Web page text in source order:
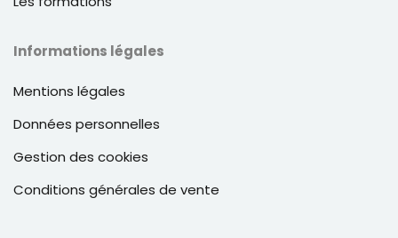
Informations légales
Mentions légales
Données personnelles
Gestion des cookies
Conditions générales de vente